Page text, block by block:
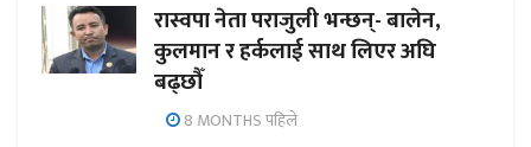
रास्वपा नेता पराजुली भन्छन्- बालेन,
कुलमान र हर्कलाई साथ लिएर अघि
बढ्छौँ
8 MONTHS पहिले